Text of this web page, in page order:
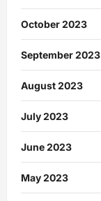
October 2023
September 2023
August 2023
July 2023
June 2023
May 2023